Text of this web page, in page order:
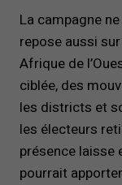
La campagne
repose aussi
Afrique de
ciblée, des
les districts et
les électeurs
présence laisse
pourrait